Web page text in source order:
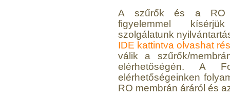
A szűrők és a RO
figyelemmel
szolgálatunk
IDE kattintva olvashat
válik a szűrők/
elérhetőségén. A
elérhetőségeinken
RO membrán áráról és